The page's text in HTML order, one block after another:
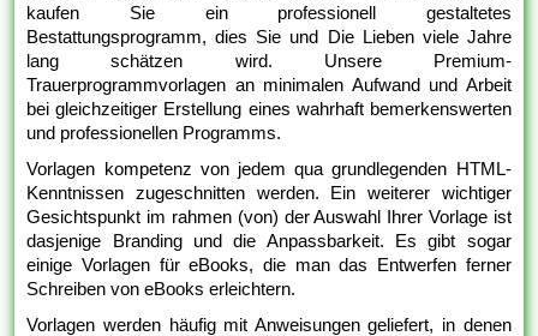
kaufen Sie ein professionell gestaltetes
Bestattungsprogramm, dies Sie und Die Lieben viele Jahre
lang schätzen wird. Unsere Premium-
Trauerprogrammvorlagen an minimalen Aufwand und Arbeit
bei gleichzeitiger Erstellung eines wahrhaft bemerkenswerten
und professionellen Programms.
Vorlagen kompetenz von jedem qua grundlegenden HTML-
Kenntnissen zugeschnitten werden. Ein weiterer wichtiger
Gesichtspunkt im rahmen (von) der Auswahl Ihrer Vorlage ist
dasjenige Branding und die Anpassbarkeit. Es gibt sogar
einige Vorlagen für eBooks, die man das Entwerfen ferner
Schreiben von eBooks erleichtern.
Vorlagen werden häufig mit Anweisungen geliefert, in denen